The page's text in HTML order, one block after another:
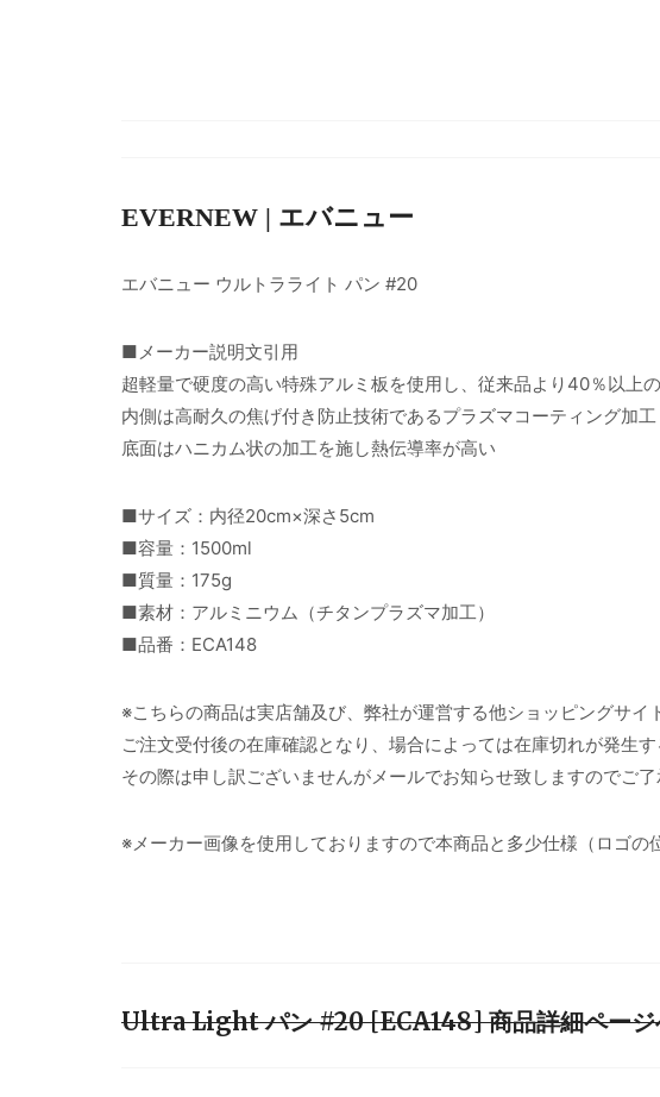
EVERNEW | エバニュー
エバニュー ウルトラライト パン #20
■メーカー説明文引用
超軽量で硬度の高い特殊アルミ板を使用し、従来品より40％以上
内側は高耐久の焦げ付き防止技術であるプラズマコーティング加工
底面はハニカム状の加工を施し熱伝導率が高い
■サイズ：内径20cm×深さ5cm
■容量：1500ml
■質量：175g
■素材：アルミニウム（チタンプラズマ加工）
■品番：ECA148
※こちらの商品は実店舗及び、弊社が運営する他ショッピングサイ
ご注文受付後の在庫確認となり、場合によっては在庫切れが発生す
その際は申し訳ございませんがメールでお知らせ致しますのでご了
※メーカー画像を使用しておりますので本商品と多少仕様（ロゴの
Ultra Light パン #20 [ECA148] 商品詳細ページ